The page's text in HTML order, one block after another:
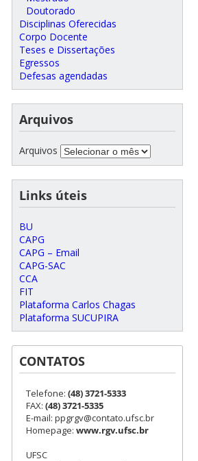
Doutorado
Disciplinas Oferecidas
Corpo Docente
Teses e Dissertações
Egressos
Defesas agendadas
Arquivos
Arquivos
Links úteis
BU
CAPG
CAPG – Email
CAPG-SAC
CCA
FIT
Plataforma Carlos Chagas
Plataforma SUCUPIRA
CONTATOS
Telefone: (48) 3721-5333
FAX: (48) 3721-5335
E-mail: ppgrgv@contato.ufsc.br
Homepage: www.rgv.ufsc.br
UFSC